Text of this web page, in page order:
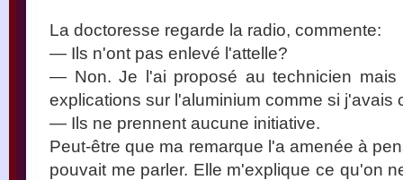
La doctoresse regarde la radio, commente:
— Ils n'ont pas enlevé l'attelle?
— Non. Je l'ai proposé au technicien
explications sur l'aluminium comme si j'avais
— Ils ne prennent aucune initiative.
Peut-être que ma remarque l'a amenée à
pouvait me parler. Elle m'explique ce qu'on